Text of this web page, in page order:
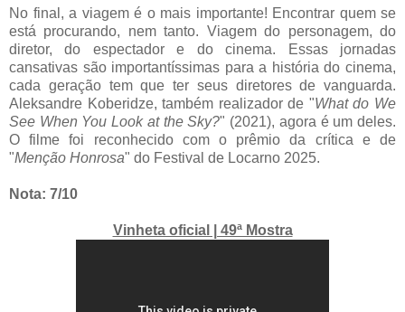
No final, a viagem é o mais importante! Encontrar quem se
está procurando, nem tanto. Viagem do personagem, do
diretor, do espectador e do cinema. Essas jornadas
cansativas são importantíssimas para a história do cinema,
cada geração tem que ter seus diretores de vanguarda.
Aleksandre Koberidze, também realizador de "What do We
See When You Look at the Sky?" (2021), agora é um deles.
O filme foi reconhecido com o prêmio da crítica e de
"Menção Honrosa" do Festival de Locarno 2025.
Nota: 7/10
Vinheta oficial | 49ª Mostra